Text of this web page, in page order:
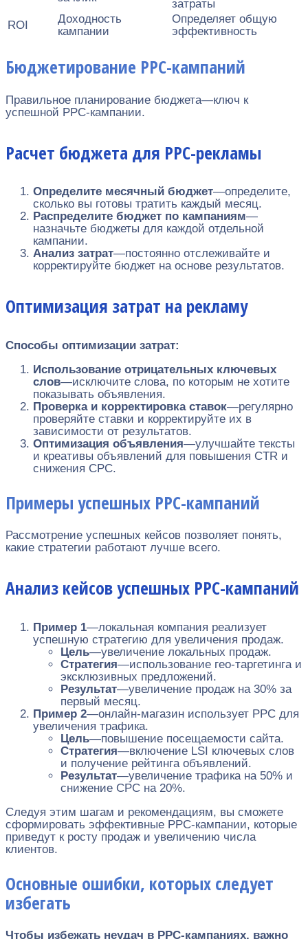
затраты
ROI
Доходность
кампании
Определяет общую
эффективность
Бюджетирование PPC-кампаний
Правильное планирование бюджета—ключ к
успешной PPC-кампании.
Расчет бюджета для PPC-рекламы
Определите месячный бюджет—определите,
сколько вы готовы тратить каждый месяц.
Распределите бюджет по кампаниям—
назначьте бюджеты для каждой отдельной
кампании.
Анализ затрат—постоянно отслеживайте и
корректируйте бюджет на основе результатов.
Оптимизация затрат на рекламу
Способы оптимизации затрат:
Использование отрицательных ключевых
слов—исключите слова, по которым не хотите
показывать объявления.
Проверка и корректировка ставок—регулярно
проверяйте ставки и корректируйте их в
зависимости от результатов.
Оптимизация объявления—улучшайте тексты
и креативы объявлений для повышения CTR и
снижения CPC.
Примеры успешных PPC-кампаний
Рассмотрение успешных кейсов позволяет понять,
какие стратегии работают лучше всего.
Анализ кейсов успешных PPC-кампаний
Пример 1—локальная компания реализует
успешную стратегию для увеличения продаж.
Цель—увеличение локальных продаж.
Стратегия—использование гео-таргетинга и
эксклюзивных предложений.
Результат—увеличение продаж на 30% за
первый месяц.
Пример 2—онлайн-магазин использует PPC для
увеличения трафика.
Цель—повышение посещаемости сайта.
Стратегия—включение LSI ключевых слов
и получение рейтинга объявлений.
Результат—увеличение трафика на 50% и
снижение CPC на 20%.
Следуя этим шагам и рекомендациям, вы сможете
сформировать эффективные PPC-кампании, которые
приведут к росту продаж и увеличению числа
клиентов.
Основные ошибки, которых следует
избегать
Чтобы избежать неудач в PPC-кампаниях, важно